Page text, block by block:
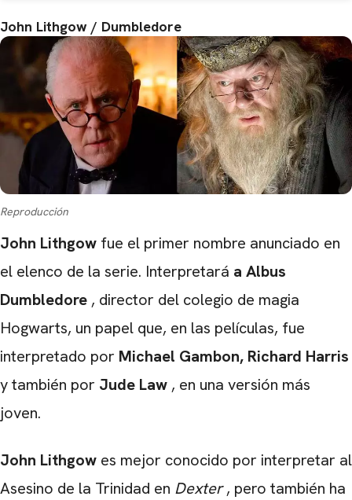
John Lithgow / Dumbledore
Reproducción
John Lithgow fue el primer nombre anunciado en
el elenco de la serie. Interpretará a Albus
Dumbledore , director del colegio de magia
Hogwarts, un papel que, en las películas, fue
interpretado por Michael Gambon, Richard Harris
y también por Jude Law , en una versión más
joven.
John Lithgow es mejor conocido por interpretar al
Asesino de la Trinidad en Dexter, pero también ha